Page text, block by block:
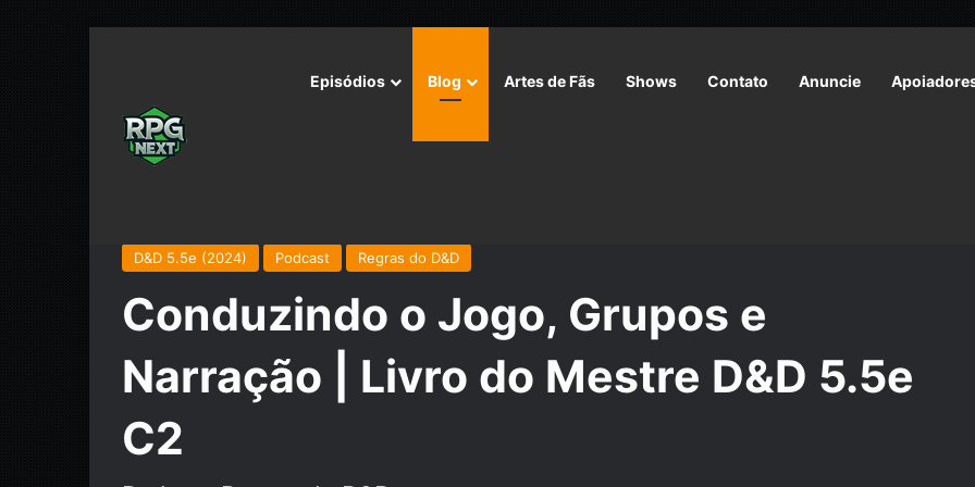
Episódios Blog Artes de Fãs Shows Contato Anuncie
D&D 5.5e (2024) Podcast Regras do D&D
Conduzindo o Jogo, Grupos e
Narração | Livro do Mestre D&D 5.5e
C2